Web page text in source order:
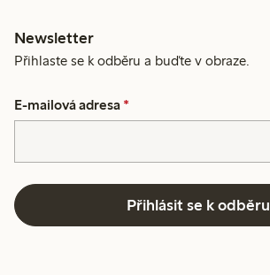
Newsletter
Přihlaste se k odběru a buďte v obraze.
E-mailová adresa *
Přihlásit se k odběru